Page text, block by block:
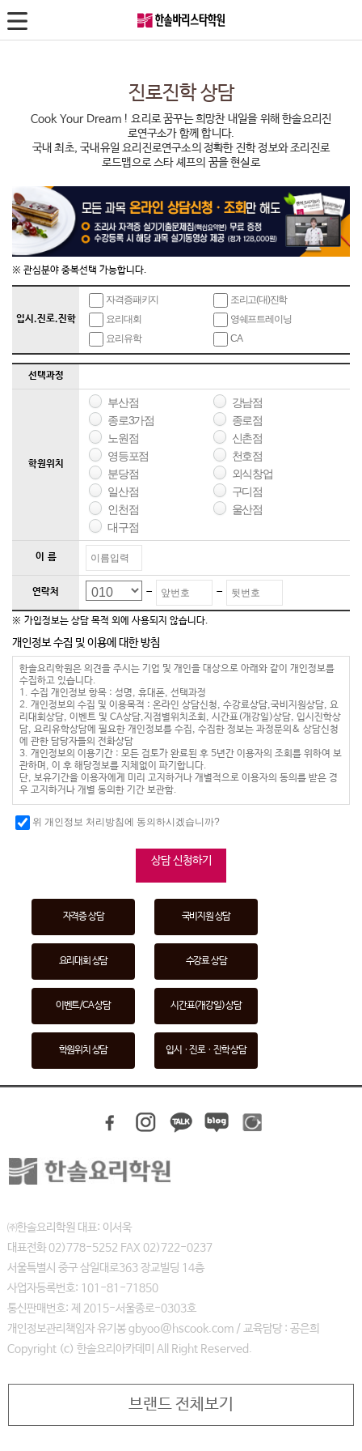
자격증
복어조리사
제과제빵
바리스타
정부지원사업
학생특화
진로체험반
입시전략반
한솔영셰프 멤버스
국내대회반
국제대회반
대회VIP반
수상실적
HYCA요리대회준비반
영셰프트레이닝프로그램
SCA Roasting
SCA Brewing
IBS Barista
카페창업
타르트프로페셔널
Cake Decoration
돈
스
진로진학 상담
Cook Your Dream ! 요리로 꿈꾸는 희망찬 내일을 위해 한솔요리진
로연구소가 함께 합니다.
국내 최초, 국내유일 요리진로연구소의 정확한 진학 정보와 조리진로
로드맵으로 스타 셰프의 꿈을 현실로
※ 관심분야 중복선택 가능합니다.
입시.진로.진학
자격증패키지
조리고(대)진학
요리대회
영쉐프트레이닝
요리유학
CA
선택과정
학원위치
부산점
강남점
종로3가점
종로점
노원점
신촌점
영등포점
천호점
분당점
외식창업
일산점
구디점
인천점
울산점
대구점
이 름
연락처 - -
※ 가입정보는 상담 목적 외에 사용되지 않습니다.
개인정보 수집 및 이용에 대한 방침
한솔요리학원은 의견을 주시는 기업 및 개인을 대상으로 아래와 같이 개인정보를
수집하고 있습니다.
1. 수집 개인정보 항목 : 성명, 휴대폰, 선택과정
2. 개인정보의 수집 및 이용목적 : 온라인 상담신청, 수강료상담,국비지원상담, 요
리대회상담, 이벤트 및 CA상담,지점별위치조회, 시간표(개강일)상담, 입시진학상
담, 요리유학상담에 필요한 개인정보를 수집, 수집한 정보는 과정문의& 상담신청
에 관한 담당자들의 전화상담
3. 개인정보의 이용기간 : 모든 검토가 완료된 후 5년간 이용자의 조회를 위하여 보
관하며, 이 후 해당정보를 지체없이 파기합니다.
단, 보유기간을 이용자에게 미리 고지하거나 개별적으로 이용자의 동의를 받은 경
우 고지하거나 개별 동의한 기간 보관함.
위 개인정보 처리방침에 동의하시겠습니까?
상담 신청하기
자격증 상담 국비지원 상담
요리대회 상담 수강료 상담
이벤트/CA 상담 시간표(개강일) 상담
학원위치 상담 입시ㆍ진로ㆍ진학 상담
㈜한솔요리학원 대표: 이서욱
대표전화 02)778-5252 FAX 02)722-0237
서울특별시 중구 삼일대로363 장교빌딩 14층
사업자등록번호: 101-81-71850
통신판매번호: 제 2015-서울종로-0303호
개인정보관리책임자 유기봉 gbyoo@hscook.com / 교육담당 : 공은희
Copyright (c) 한솔요리아카데미 All Right Reserved.
브랜드 전체보기